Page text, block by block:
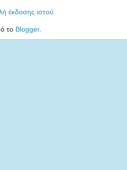
έκδοσης ιστού
το Blogger.